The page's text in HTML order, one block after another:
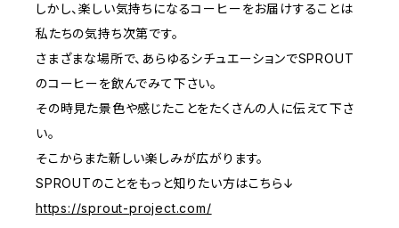
しかし、楽しい気持ちになるコーヒーをお届けすることは
私たちの気持ち次第です。
さまざまな場所で、あらゆるシチュエーションでSPROUT
のコーヒーを飲んでみて下さい。
その時見た景色や感じたことをたくさんの人に伝えて下さ
い。
そこからまた新しい楽しみが広がります。
SPROUTのことをもっと知りたい方はこちら↓
https://sprout-project.com/